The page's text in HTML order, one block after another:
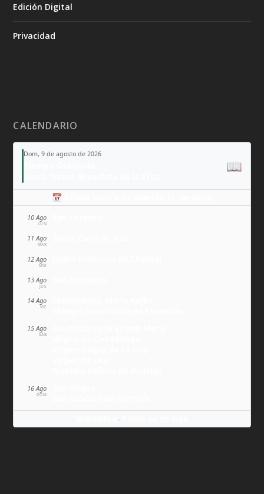
Edición Digital
Privacidad
CALENDARIO
Dom, 9 de agosto de 2026
📖
📅 Añade todo a tu calendario personal
10 Ago
LUN
11 Ago
MAR
12 Ago
MIÉ
13 Ago
JUE
14 Ago
VIE
15 Ago
SÁB
16 Ago
DOM
·